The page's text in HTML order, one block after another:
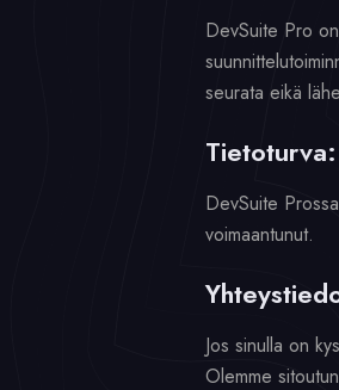
DevSuite Pro
seurata eikä
Tietoturva:
DevSuite
voimaantunut.
Jos sinulla on
Olemme